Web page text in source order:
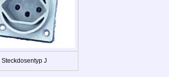
Steckdosentyp J